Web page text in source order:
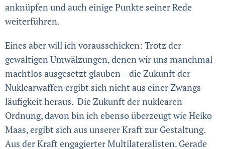
anknüpfen und auch einige Punkte seiner Rede
weiterführen.
Eines aber will ich vorausschicken: Trotz der
gewaltigen Umwäl­zungen, denen wir uns manchmal
macht­los ausgesetzt glauben – die Zukunft der
Nuklear­waffen ergibt sich nicht aus einer Zwangs­
läufigkeit heraus. Die Zukunft der nuklearen
Ordnung, davon bin ich ebenso überzeugt wie Heiko
Maas, ergibt sich aus unserer Kraft zur Gestaltung.
Aus der Kraft enga­gierter Multilatera­listen. Gerade